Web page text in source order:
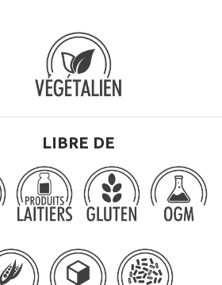
LIBRE DE